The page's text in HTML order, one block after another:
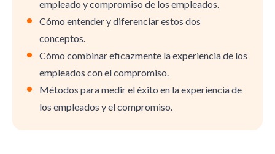
empleado y compromiso de los empleados.
Cómo entender y diferenciar estos dos
conceptos.
Cómo combinar eficazmente la experiencia de los
empleados con el compromiso.
Métodos para medir el éxito en la experiencia de
los empleados y el compromiso.